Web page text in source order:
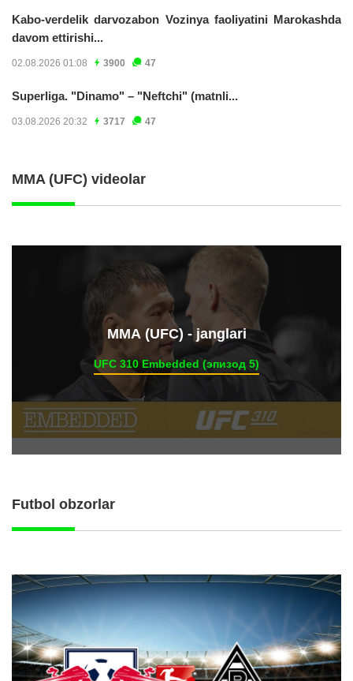
Kabo-verdelik darvozabon Vozinya faoliyatini Marokashda
davom ettirishi...
02.08.2026 01:08 3900 47
Superliga. "Dinamo" – "Neftchi" (matnli...
03.08.2026 20:32 3717 47
MMA (UFC) videolar
ММА (UFC) - janglari
UFC 310 Embedded (эпизод 5)
Futbol obzorlar